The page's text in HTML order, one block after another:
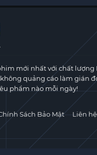
mới nhất với chất
quảng cáo làm gián
phẩm nào mỗi ngày!
Sách Bảo Mật Liên